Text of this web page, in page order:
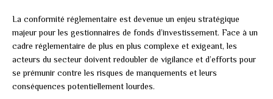
La conformité réglementaire est devenue un enjeu stratégique
majeur pour les gestionnaires de fonds d’investissement. Face à un
cadre réglementaire de plus en plus complexe et exigeant, les
acteurs du secteur doivent redoubler de vigilance et d’efforts pour
se prémunir contre les risques de manquements et leurs
conséquences potentiellement lourdes.